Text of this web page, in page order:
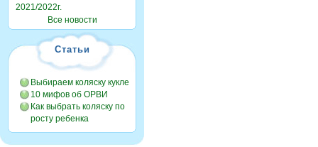
2021/2022г.
Все новости
Статьи
Выбираем коляску кукле
10 мифов об ОРВИ
Как выбрать коляску по
росту ребенка